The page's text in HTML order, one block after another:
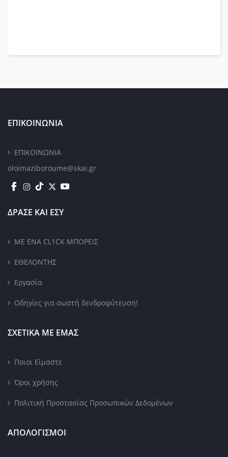
ΕΠΙΚΟΙΝΩΝΙΑ
ΕΠΙΚΟΙΝΩΝΙΑ
oloimaziboroume@skai.gr
ΔΡΑΣΕ ΚΑΙ ΕΣΥ
ΜΕ ΕΝΑ CL1CK ΜΠΟΡΕΙΣ
ΕΘΕΛΟΝΤΗΣ
Εργασία
Οδηγίες για σωστή δενδροφύτευση!
ΣΧΕΤΙΚΑ ΜΕ ΕΜΑΣ
Ποιοι Είμαστε
Όροι χρήσης
Πολιτική Προστασίας Προσωπικών Δεδομένων
ΑΠΟΛΟΓΙΣΜΟΙ